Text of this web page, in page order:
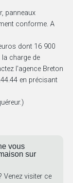
panneaux
conforme. A
dont 16 900
charge de
l'agence Breton
en précisant
vous
sur
Venez visiter ce